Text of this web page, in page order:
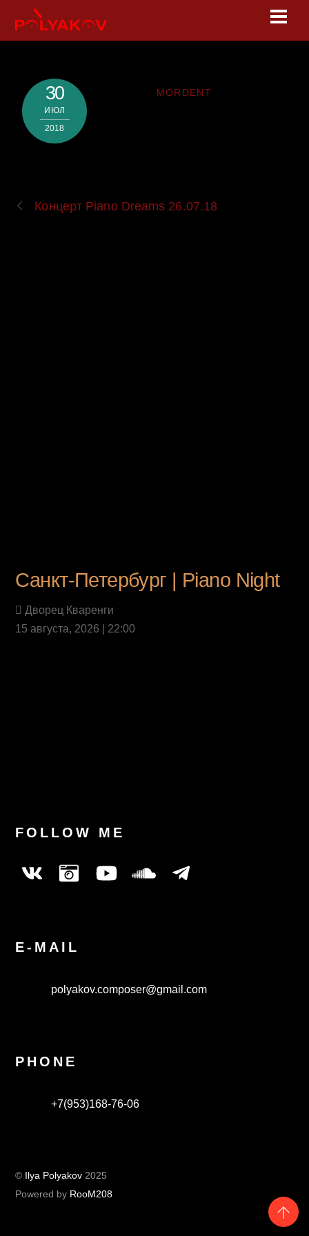
30
ИЮЛ
2018
MORDENT
Концерт Piano Dreams 26.07.18
Санкт-Петербург | Piano Night
Дворец Кваренги
15 августа, 2026 | 22:00
FOLLOW ME
E-MAIL
polyakov.composer@gmail.com
PHONE
+7(953)168-76-06
© Ilya Polyakov 2025
Powered by RooM208